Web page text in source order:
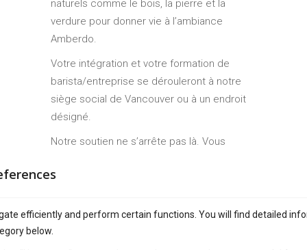
efficiently and perform certain functions. You will find detailed
below.
naturels comme le bois, la pierre et la
verdure pour donner vie à l’ambiance
Amberdo.
Votre intégration et votre formation de
barista/entreprise se dérouleront à notre
siège social de Vancouver ou à un endroit
désigné.
Notre soutien ne s’arrête pas là. Vous
Manuels et outils opérationnels